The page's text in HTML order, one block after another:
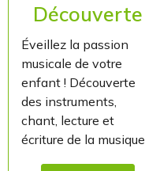
Découverte
Éveillez la passion
musicale de votre
enfant ! Découverte
des instruments,
chant, lecture et
écriture de la musique